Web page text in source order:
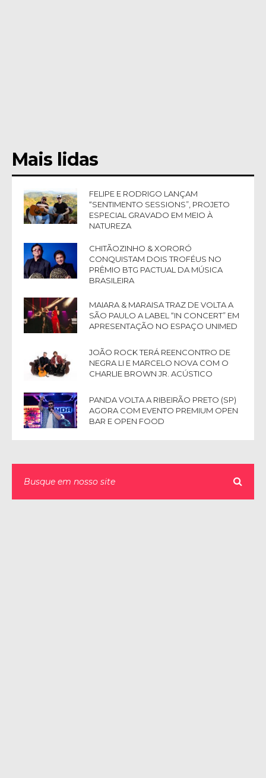
Mais lidas
FELIPE E RODRIGO LANÇAM
“SENTIMENTO SESSIONS”, PROJETO
ESPECIAL GRAVADO EM MEIO À
NATUREZA
CHITÃOZINHO & XORORÓ
CONQUISTAM DOIS TROFÉUS NO
PRÊMIO BTG PACTUAL DA MÚSICA
BRASILEIRA
MAIARA & MARAISA TRAZ DE VOLTA A
SÃO PAULO A LABEL “IN CONCERT” EM
APRESENTAÇÃO NO ESPAÇO UNIMED
JOÃO ROCK TERÁ REENCONTRO DE
NEGRA LI E MARCELO NOVA COM O
CHARLIE BROWN JR. ACÚSTICO
PANDA VOLTA A RIBEIRÃO PRETO (SP)
AGORA COM EVENTO PREMIUM OPEN
BAR E OPEN FOOD